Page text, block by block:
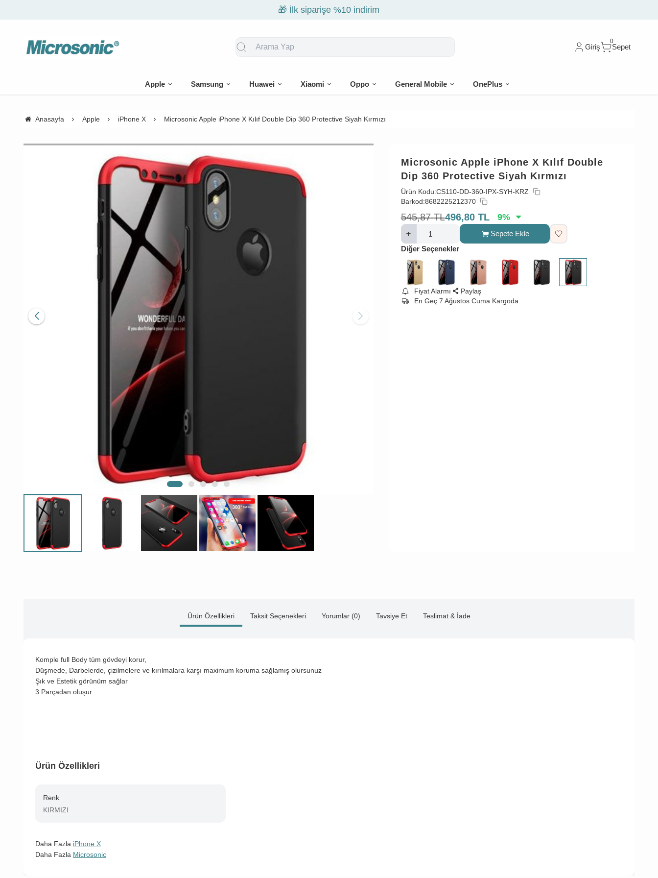
🎁 İlk siparişe %10 indirim
Giriş
0
Sepet
Apple Samsung Huawei Xiaomi Oppo General Mobile OnePlus
Anasayfa Apple iPhone X Microsonic Apple iPhone X Kılıf Double Dip 360 Protective Siyah Kırmızı
Microsonic Apple iPhone X Kılıf Double
Dip 360 Protective Siyah Kırmızı
Ürün Kodu:CS110-DD-360-IPX-SYH-KRZ
Barkod:8682225212370
545,87 TL496,80 TL 9%
Sepete Ekle
Diğer Seçenekler
Fiyat Alarmı
Paylaş
En Geç 7 Ağustos Cuma Kargoda
Ürün Özellikleri Taksit Seçenekleri Yorumlar (0) Tavsiye Et Teslimat & İade
Komple full Body tüm gövdeyi korur,
Düşmede, Darbelerde, çizilmelere ve kırılmalara karşı maximum koruma sağlamış olursunuz
Şık ve Estetik görünüm sağlar
3 Parçadan oluşur
Ürün Özellikleri
Renk
KIRMIZI
Daha Fazla iPhone X
Daha Fazla Microsonic